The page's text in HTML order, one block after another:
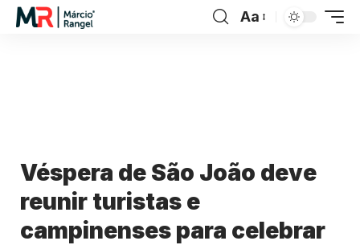
Aa
Véspera de São João deve
reunir turistas e
campinenses para celebrar